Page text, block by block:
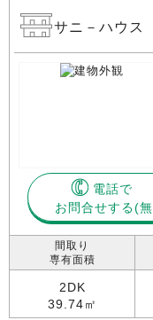
サニ－ハウス
電話で
お問合せする
間取り
専有面積
2DK
39.74㎡